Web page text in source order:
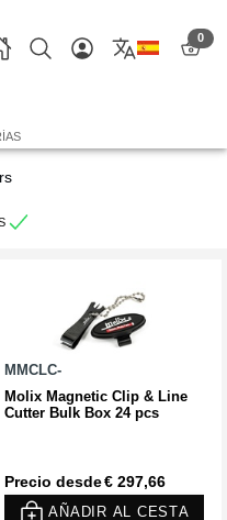
0
MMCLC-
Molix Magnetic Clip & Line
Cutter Bulk Box 24 pcs
Precio desde€ 297,66
AÑADIR AL CESTA